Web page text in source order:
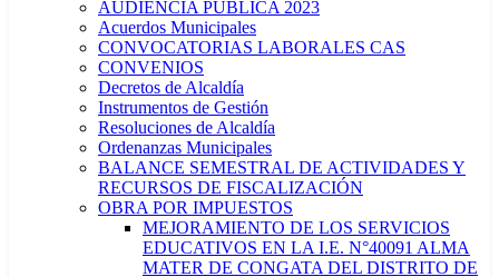
AUDIENCIA PÚBLICA 2023
Acuerdos Municipales
CONVOCATORIAS LABORALES CAS
CONVENIOS
Decretos de Alcaldía
Instrumentos de Gestión
Resoluciones de Alcaldía
Ordenanzas Municipales
BALANCE SEMESTRAL DE ACTIVIDADES Y
RECURSOS DE FISCALIZACIÓN
OBRA POR IMPUESTOS
MEJORAMIENTO DE LOS SERVICIOS
EDUCATIVOS EN LA I.E. N°40091 ALMA
MATER DE CONGATA DEL DISTRITO DE